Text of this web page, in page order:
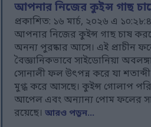
আপনার নিজের কুইন্স গাছ
প্রকাশিত: ১৬ মার্চ, ২০২৬ এ
আপনার নিজের কুইন্স গাছ চাষ
অনন্য পুরষ্কার আসে। এই প্রাচীন
বৈজ্ঞানিকভাবে সাইডোনিয়া
সোনালী ফল উৎপন্ন করে যা
মুগ্ধ করে আসছে। কুইন্স গোলাপ
আপেল এবং অন্যান্য পোম ফলের
রয়েছে।আরও পড়ুন...